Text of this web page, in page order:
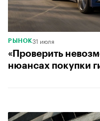
РЫНОК31 июля
«Проверить
нюансах покупки